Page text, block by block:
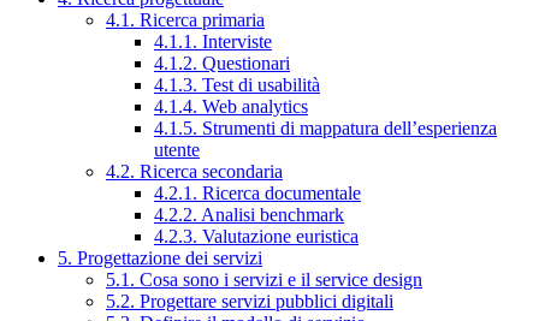
4.1. Ricerca primaria
4.1.1. Interviste
4.1.2. Questionari
4.1.3. Test di usabilità
4.1.4. Web analytics
4.1.5. Strumenti di mappatura dell’esperienza
utente
4.2. Ricerca secondaria
4.2.1. Ricerca documentale
4.2.2. Analisi benchmark
4.2.3. Valutazione euristica
5. Progettazione dei servizi
5.1. Cosa sono i servizi e il service design
5.2. Progettare servizi pubblici digitali